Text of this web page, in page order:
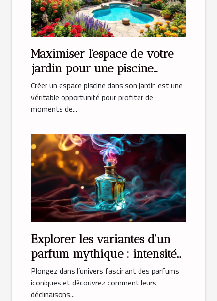
Maximiser l'espace de votre
jardin pour une piscine
parfaite
Créer un espace piscine dans son jardin est une
véritable opportunité pour profiter de
moments de...
Explorer les variantes d'un
parfum mythique : intensité
et émotion
Plongez dans l’univers fascinant des parfums
iconiques et découvrez comment leurs
déclinaisons...